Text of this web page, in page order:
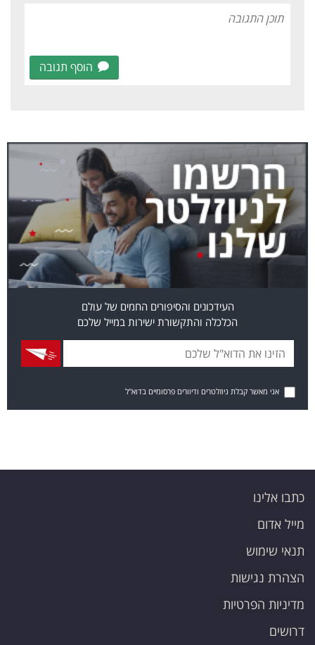
הוסף תגובה
העידכונים והסיפורים החמים של עולם
הכלכלה והתקשורת ישירות במייל שלכם
אני מאשר קבלת ניוזלטרים ודיוורים פרסומיים בדוא"ל
כתבו אלינו
מייל אדום
תנאי שימוש
הצהרת נגישות
מדיניות הפרטיות
דרושים